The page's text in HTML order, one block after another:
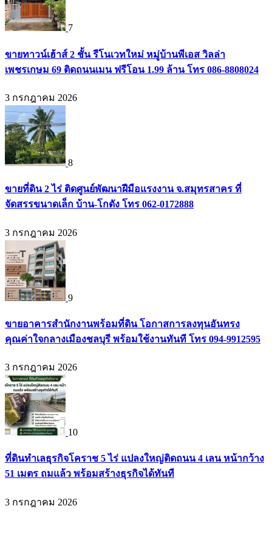
7
ขายทาวน์เฮ้าส์ 2 ชั้น รีโนเวทใหม่ หมู่บ้านพีเอส วิลล่า
เพชรเกษม 69 ติดถนนเมน ฟรีโอน 1.99 ล้าน โทร 086-8808024
3 กรกฎาคม 2026
8
ขายที่ดิน 2 ไร่ ติดศูนย์พัฒนาฝีมือแรงงาน จ.สมุทรสาคร ที่
จัดสรรขนาดเล็ก บ้าน-โกดัง โทร 062-0172888
3 กรกฎาคม 2026
9
ขายอาคารสำนักงานพร้อมที่ดิน โอกาสการลงทุนอันทรง
คุณค่าใจกลางเมืองชลบุรี พร้อมใช้งานทันที โทร 094-9912595
3 กรกฎาคม 2026
10
ที่ดินทำเลธุรกิจโคราช 5 ไร่ แปลงใหญ่ติดถนน 4 เลน หน้ากว้าง
51 เมตร ถมแล้ว พร้อมสร้างธุรกิจได้ทันที
3 กรกฎาคม 2026